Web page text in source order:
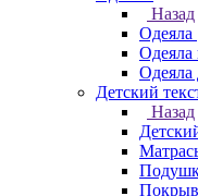
Назад
Одеяла
Одеяла
Одеяла
Детский
Назад